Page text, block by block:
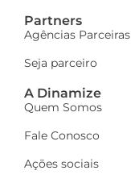
Partners
Agências Parceiras
Seja parceiro
A Dinamize
Quem Somos
Fale Conosco
Ações sociais